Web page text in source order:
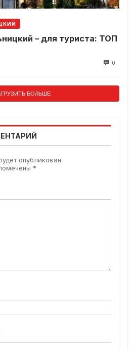
– для туриста: ТОП
0
БОЛЬШЕ
опубликован.
*